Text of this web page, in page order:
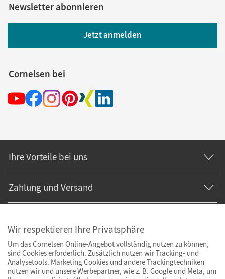
Newsletter abonnieren
Jetzt anmelden
Cornelsen bei
Ihre Vorteile bei uns
Zahlung und Versand
Wir respektieren Ihre Privatsphäre
Um das Cornelsen Online-Angebot vollständig nutzen zu können,
sind Cookies erforderlich. Zusätzlich nutzen wir Tracking- und
Analysetools. Marketing Cookies und andere Trackingtechniken
nutzen wir und unsere Werbepartner, wie z. B. Google und Meta, um